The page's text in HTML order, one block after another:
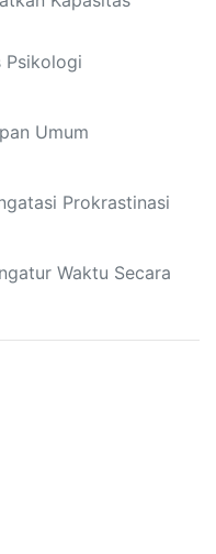
Psikologi
Umum
Prokrastinasi
Waktu Secara